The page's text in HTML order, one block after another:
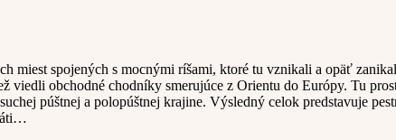
miest spojených s mocnými ríšami, ktoré tu vznikali a opäť
obchodné chodníky smerujúce z Orientu do Európy. Tu
púštnej a polopúštnej krajine. Výsledný celok predstavuje